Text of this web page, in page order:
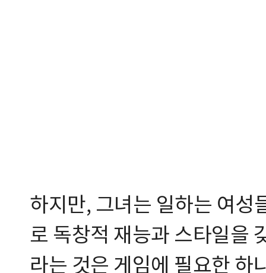
하지만, 그녀는 일하는 여성
로 독창적 재능과 스타일을
라는 것은 게임에 필요한 하